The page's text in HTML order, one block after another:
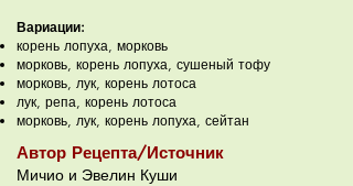
Вариации:
корень лопуха, морковь
морковь, корень лопуха, сушеный тофу
морковь, лук, корень лотоса
лук, репа, корень лотоса
морковь, лук, корень лопуха, сейтан
Автор Рецепта/Источник
Мичио и Эвелин Куши